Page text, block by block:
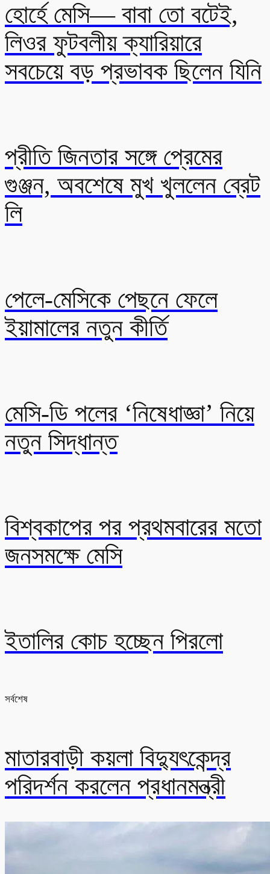
হোর্হে মেসি— বাবা তো বটেই,
লিওর ফুটবলীয় ক্যারিয়ারে
সবচেয়ে বড় প্রভাবক ছিলেন যিনি
প্রীতি জিনতার সঙ্গে প্রেমের
গুঞ্জন, অবশেষে মুখ খুললেন ব্রেট
লি
পেলে-মেসিকে পেছনে ফেলে
ইয়ামালের নতুন কীর্তি
মেসি-ডি পলের ‘নিষেধাজ্ঞা’ নিয়ে
নতুন সিদ্ধান্ত
বিশ্বকাপের পর প্রথমবারের মতো
জনসমক্ষে মেসি
ইতালির কোচ হচ্ছেন পিরলো
সর্বশেষ
মাতারবাড়ী কয়লা বিদ্যুৎকেন্দ্র
পরিদর্শন করলেন প্রধানমন্ত্রী